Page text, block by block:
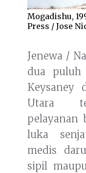
Mogadishu,
Press / Jose
Jenewa /
dua puluh
Keysaney
Utara
pelayanan
luka
medis
sipil